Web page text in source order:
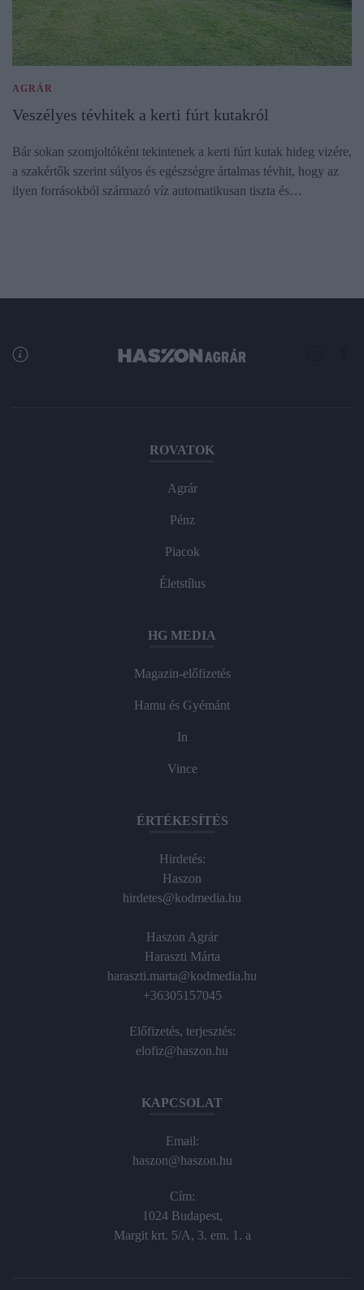
AGRÁR
Veszélyes tévhitek a kerti fúrt kutakról
Bár sokan szomjoltóként tekintenek a kerti fúrt kutak hideg vizére,
a szakértők szerint súlyos és egészségre ártalmas tévhit, hogy az
ilyen forrásokból származó víz automatikusan tiszta és…
ROVATOK
Agrár
Pénz
Piacok
Életstílus
HG MEDIA
Magazin-előfizetés
Hamu és Gyémánt
In
Vince
ÉRTÉKESÍTÉS
Hirdetés:
Haszon
hirdetes@kodmedia.hu
Haszon Agrár
Haraszti Márta
haraszti.marta@kodmedia.hu
+36305157045
Előfizetés, terjesztés:
elofiz@haszon.hu
KAPCSOLAT
Email:
haszon@haszon.hu
Cím:
1024 Budapest,
Margit krt. 5/A, 3. em. 1. a